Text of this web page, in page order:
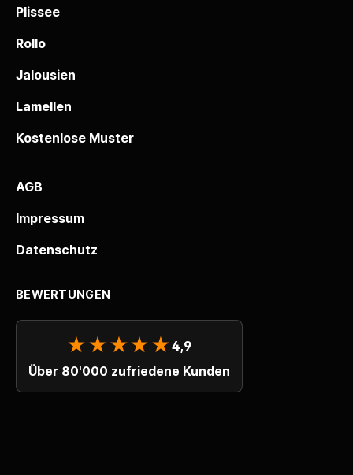
Plissee
Rollo
Jalousien
Lamellen
Kostenlose Muster
AGB
Impressum
Datenschutz
BEWERTUNGEN
★★★★★4,9
Über 80'000 zufriedene Kunden